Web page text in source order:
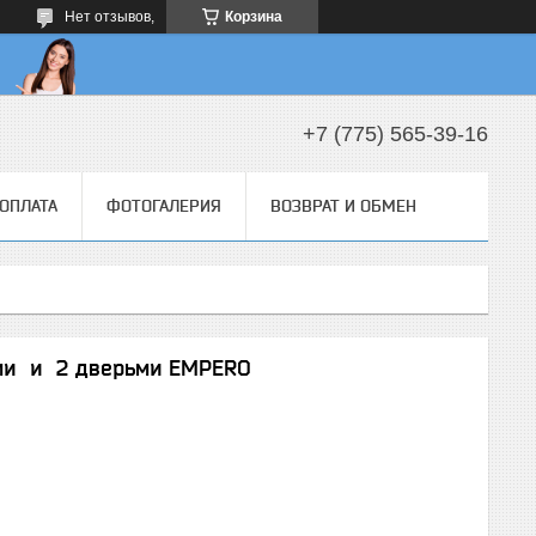
Корзина
Нет отзывов,
+7 (775) 565-39-16
ФОТОГАЛЕРИЯ ВОЗВРАТ И ОБМЕН
и 2 дверьми EMPERO